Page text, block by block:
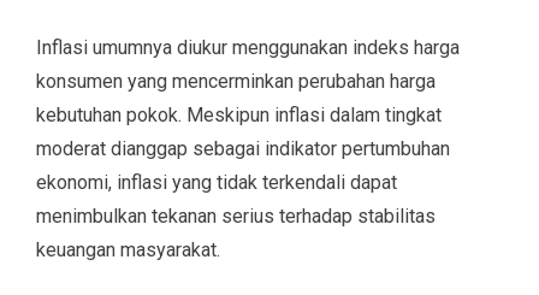
Inflasi umumnya diukur menggunakan indeks harga
konsumen yang mencerminkan perubahan harga
kebutuhan pokok. Meskipun inflasi dalam tingkat
moderat dianggap sebagai indikator pertumbuhan
ekonomi, inflasi yang tidak terkendali dapat
menimbulkan tekanan serius terhadap stabilitas
keuangan masyarakat.